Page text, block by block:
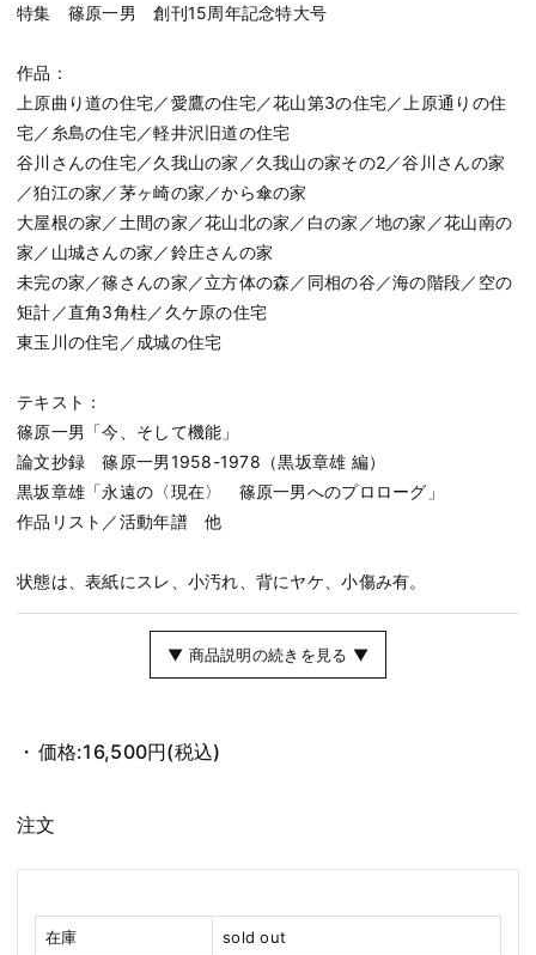
特集 篠原一男 創刊15周年記念特大号
作品：
上原曲り道の住宅／愛鷹の住宅／花山第3の住宅／上原通りの住
宅／糸島の住宅／軽井沢旧道の住宅
谷川さんの住宅／久我山の家／久我山の家その2／谷川さんの家
／狛江の家／茅ヶ崎の家／から傘の家
大屋根の家／土間の家／花山北の家／白の家／地の家／花山南の
家／山城さんの家／鈴庄さんの家
未完の家／篠さんの家／立方体の森／同相の谷／海の階段／空の
矩計／直角3角柱／久ケ原の住宅
東玉川の住宅／成城の住宅
テキスト：
篠原一男「今、そして機能」
論文抄録 篠原一男1958-1978（黒坂章雄 編）
黒坂章雄「永遠の〈現在〉 篠原一男へのプロローグ」
作品リスト／活動年譜 他
状態は、表紙にスレ、小汚れ、背にヤケ、小傷み有。
▼ 商品説明の続きを見る ▼
価格:16,500円(税込)
注文
在庫 sold out